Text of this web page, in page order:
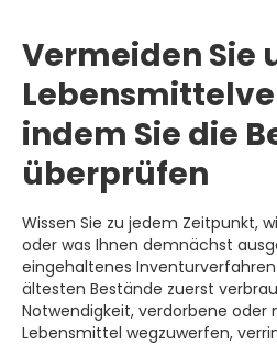
Vermeiden Sie
indem Sie die
überprüfen
Wissen Sie zu jedem Zeitpunkt,
oder was Ihnen demnächst
eingehaltenes
ältesten Bestände zuerst
Notwendigkeit, verdorbene
Lebensmittel wegzuwerfen,